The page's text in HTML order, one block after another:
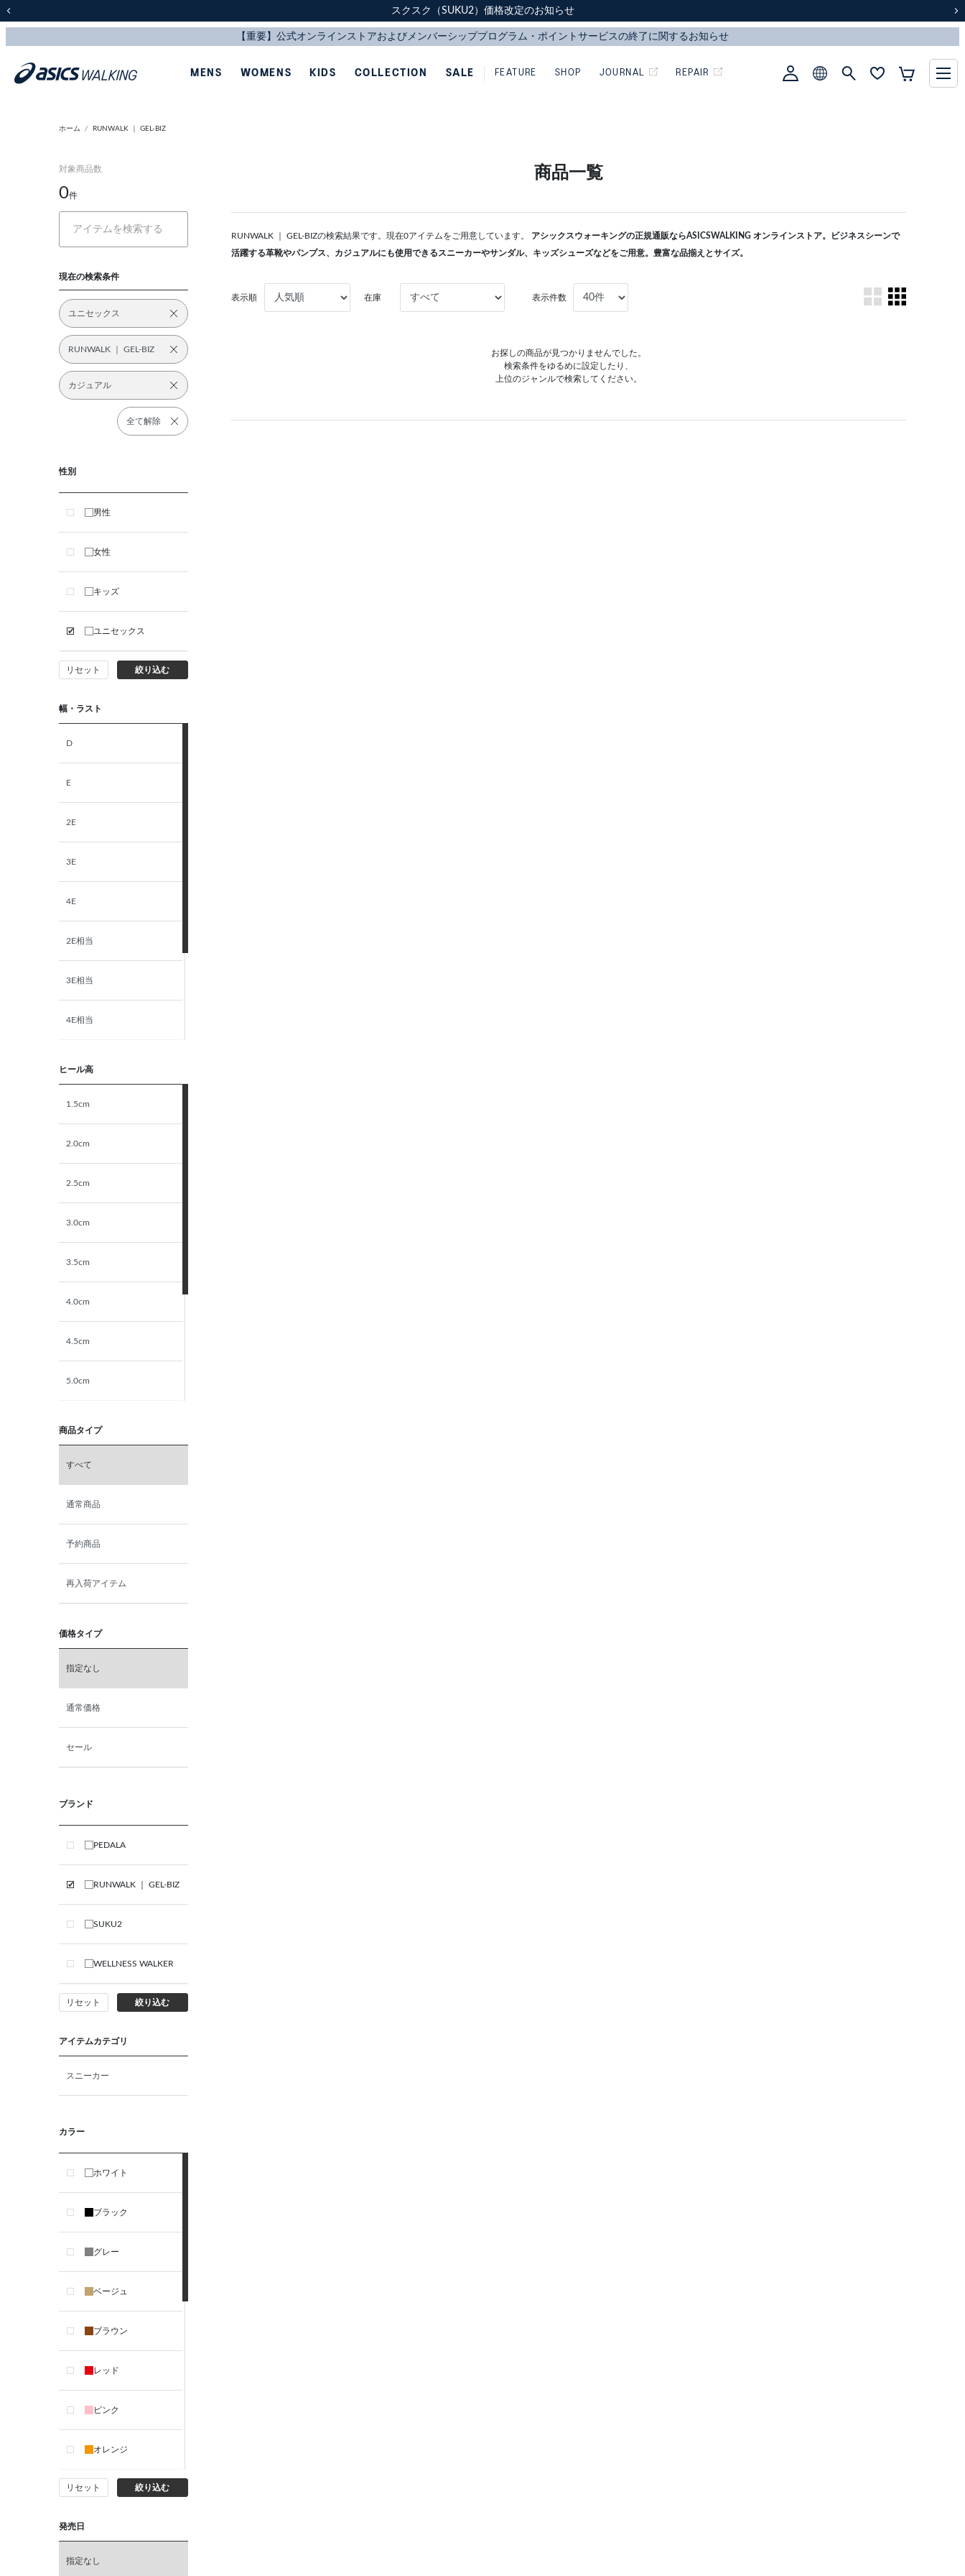
スクスク（SUKU2）価格改定のお知らせ
配送に関するお知らせ
スクスク（SUKU2）価格改定のお知らせ
配送に関するお知らせ
MENS WOMENS KIDS COLLECTION SALE FEATURE SHOP JOURNAL REPAIR
ホーム RUNWALK ｜ GEL-BIZ
対象商品数
0件
現在の検索条件
ユニセックス
RUNWALK ｜ GEL-BIZ
カジュアル
全て解除
性別
男性
女性
キッズ
ユニセックス
リセット 絞り込む
幅・ラスト
D
E
2E
3E
4E
2E相当
3E相当
4E相当
ヒール高
1.5cm
2.0cm
2.5cm
3.0cm
3.5cm
4.0cm
4.5cm
5.0cm
6.0cm
6.5cm
7.0cm
商品タイプ
すべて
通常商品
予約商品
再入荷アイテム
価格タイプ
指定なし
通常価格
セール
ブランド
PEDALA
RUNWALK ｜ GEL-BIZ
SUKU2
WELLNESS WALKER
リセット 絞り込む
アイテムカテゴリ
スニーカー
カラー
ホワイト
ブラック
グレー
ベージュ
ブラウン
レッド
ピンク
オレンジ
イエロー
グリーン
リセット 絞り込む
発売日
指定なし
商品一覧
RUNWALK ｜ GEL-BIZの検索結果です。現在0アイテムをご用意しています。 アシックスウォーキングの正規通販ならASICSWALKING オンラインストア。ビジネスシーンで
活躍する革靴やパンプス、カジュアルにも使用できるスニーカーやサンダル、キッズシューズなどをご用意。豊富な品揃えとサイズ。
表示順 在庫 表示件数
お探しの商品が見つかりませんでした。
検索条件をゆるめに設定したり、
上位のジャンルで検索してください。